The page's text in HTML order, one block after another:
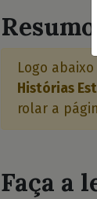
Logo
Histórias
rolar a
Faça a